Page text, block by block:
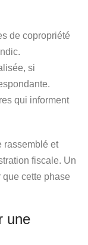
de copropriété
si
qui informent
rassemblé et
fiscale. Un
cette phase
une